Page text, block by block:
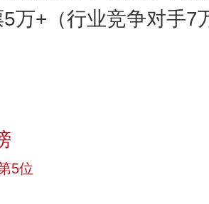
万+ （行业竞争对手7
5位